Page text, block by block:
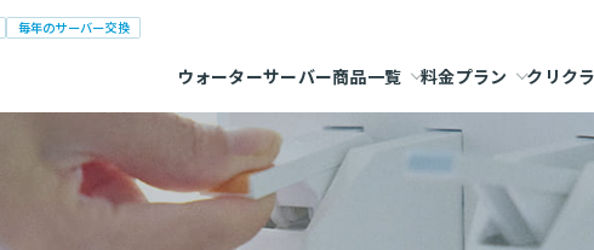
毎年のサーバー交換
ウォーターサーバー商品一覧 料金プラン クリク